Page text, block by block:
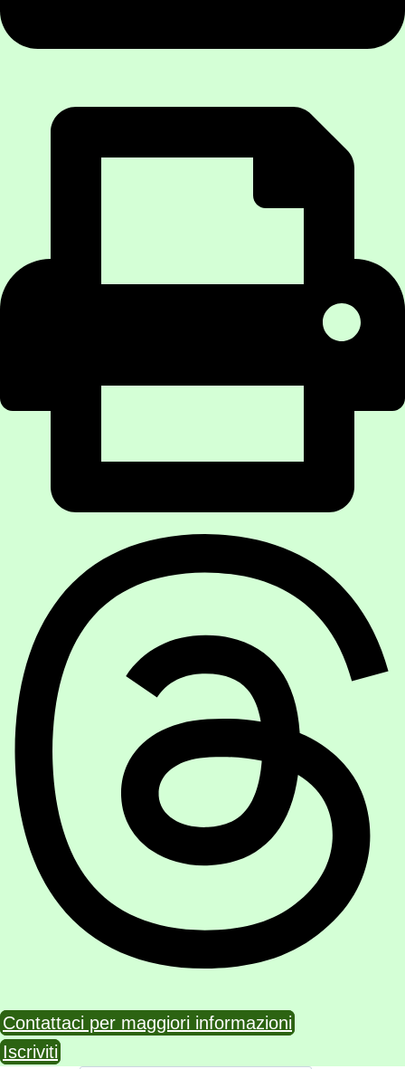
Contattaci per maggiori informazioni
Iscriviti